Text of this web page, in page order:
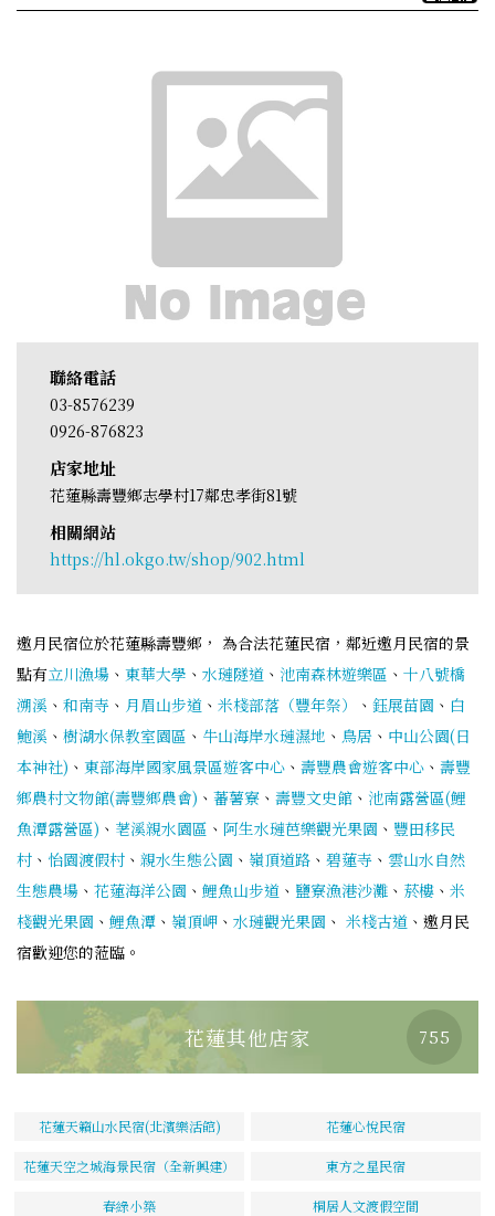
聯絡電話
03-8576239
0926-876823
店家地址
花蓮縣壽豐鄉志學村17鄰忠孝街81號
相關網站
https://hl.okgo.tw/shop/902.html
邀月民宿位於花蓮縣壽豐鄉， 為合法花蓮民宿，鄰近邀月民宿的景
點有立川漁場 、 東華大學 、 水璉隧道 、 池南森林遊樂區 、 十八號橋
溯溪 、 和南寺 、 月眉山步道 、 米棧部落（豐年祭） 、 鈺展苗園 、 白
鮑溪 、 樹湖水保教室園區 、 牛山海岸水璉濕地 、 鳥居 、 中山公園(日
本神社) 、 東部海岸國家風景區遊客中心 、 壽豐農會遊客中心 、 壽豐
鄉農村文物館(壽豐鄉農會) 、 蕃薯寮 、 壽豐文史館 、 池南露營區(鯉
魚潭露營區) 、 荖溪親水園區 、 阿生水璉芭樂觀光果園 、 豐田移民
村 、 怡園渡假村 、 親水生態公園 、 嶺頂道路 、 碧蓮寺 、 雲山水自然
生態農場 、 花蓮海洋公園 、 鯉魚山步道 、 鹽寮漁港沙灘 、 菸樓 、 米
棧觀光果園 、 鯉魚潭 、 嶺頂岬 、 水璉觀光果園 、 米棧古道 、邀月民
宿歡迎您的蒞臨。
花蓮其他店家 755
花蓮天籟山水民宿(北濱樂活館) 花蓮心悅民宿
花蓮天空之城海景民宿（全新興建） 東方之星民宿
春綠小築 桐居人文渡假空間